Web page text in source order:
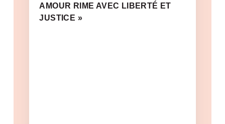
AMOUR RIME AVEC LIBERTÉ ET
JUSTICE »